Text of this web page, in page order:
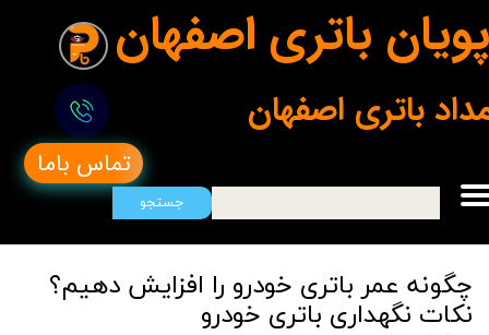
پویان باتری اصفهان
تماس باما
جستجو
باتری اصفهان
چگونه عمر باتری خودرو را افزایش دهیم؟
نکات نگهداری باتری خودرو